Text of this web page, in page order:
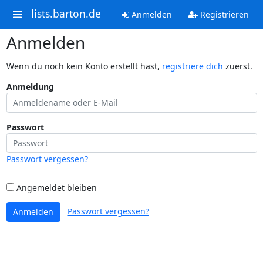
lists.barton.de Anmelden Registrieren
Anmelden
Wenn du noch kein Konto erstellt hast, registriere dich zuerst.
Anmeldung
Passwort
Passwort vergessen?
Angemeldet bleiben
Anmelden Passwort vergessen?